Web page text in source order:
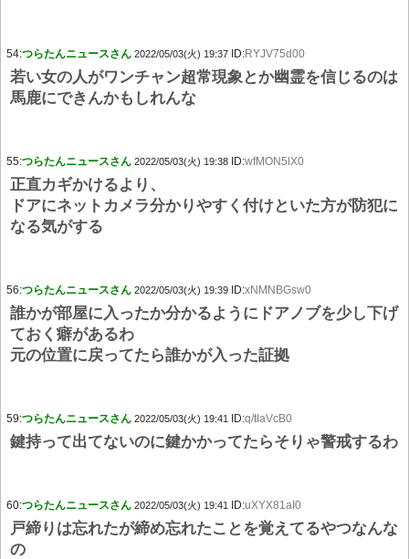
54:つらたんニュースさん 2022/05/03(火) 19:37 ID:RYJV75d00
若い女の人がワンチャン超常現象とか幽霊を信じるのは
馬鹿にできんかもしれんな
55:つらたんニュースさん 2022/05/03(火) 19:38 ID:wfMON5lX0
正直カギかけるより、
ドアにネットカメラ分かりやすく付けといた方が防犯に
なる気がする
56:つらたんニュースさん 2022/05/03(火) 19:39 ID:xNMNBGsw0
誰かが部屋に入ったか分かるようにドアノブを少し下げ
ておく癖があるわ
元の位置に戻ってたら誰かが入った証拠
59:つらたんニュースさん 2022/05/03(火) 19:41 ID:q/tIaVcB0
鍵持って出てないのに鍵かかってたらそりゃ警戒するわ
60:つらたんニュースさん 2022/05/03(火) 19:41 ID:uXYX81aI0
戸締りは忘れたが締め忘れたことを覚えてるやつなんな
の